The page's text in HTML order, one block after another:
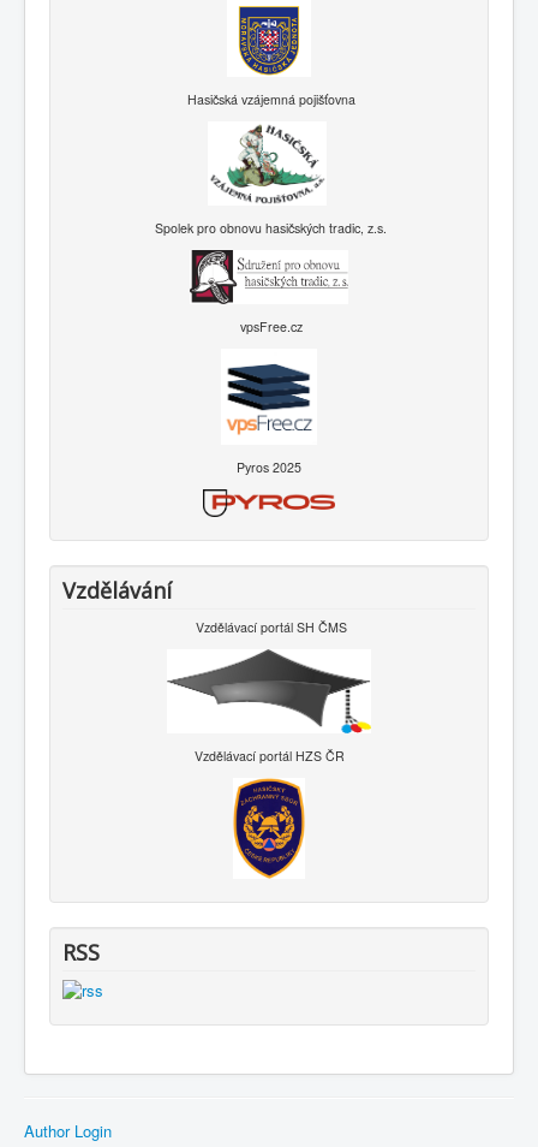
Hasičská vzájemná pojišťovna
Spolek pro obnovu hasičských tradic, z.s.
vpsFree.cz
Pyros 2025
Vzdělávání
Vzdělávací portál SH ČMS
Vzdělávací portál HZS ČR
RSS
Author Login